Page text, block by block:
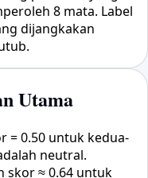
8 mata. Label
dijangkakan
Utama
= 0.50 untuk kedua-
neutral.
skor ≈ 0.64 untuk